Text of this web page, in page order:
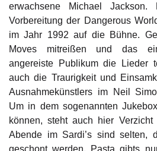
erwachsene Michael
Vorbereitung der Dangerous
im Jahr 1992 auf die Bühne.
Moves mitreißen und das
angereiste Publikum die Lieder
auch die Traurigkeit und
Ausnahmekünstlers im Neil
Um in dem sogenannten
können, steht auch hier Verzicht
Abende im Sardi’s sind selten,
geschont werden, Pasta gibts